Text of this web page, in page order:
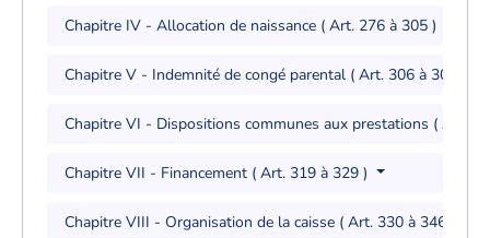
Chapitre IV - Allocation de naissance ( Art. 276 à 305 )
Chapitre V - Indemnité de congé parental ( Art. 306 à 308 )
Chapitre VI - Dispositions communes aux prestations ( Art.
Chapitre VII - Financement ( Art. 319 à 329 )
Chapitre VIII - Organisation de la caisse ( Art. 330 à 346 )